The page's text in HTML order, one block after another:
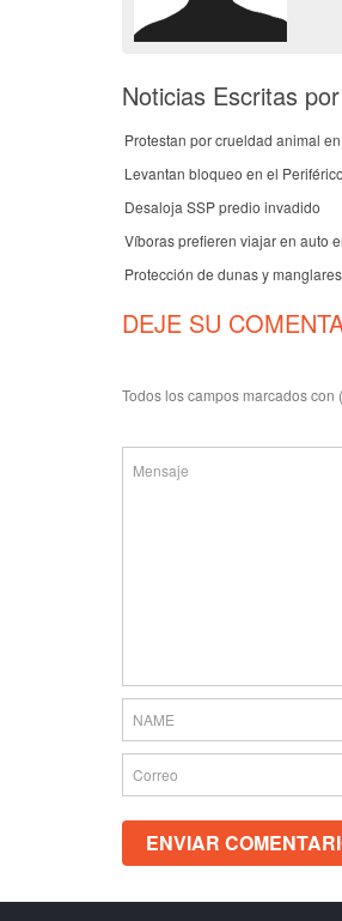
Noticias Escritas
Protestan por crueldad animal
Levantan bloqueo en el
Desaloja SSP predio invadido
Víboras prefieren viajar en auto
Protección de dunas y
DEJE SU
Todos los campos marcados con